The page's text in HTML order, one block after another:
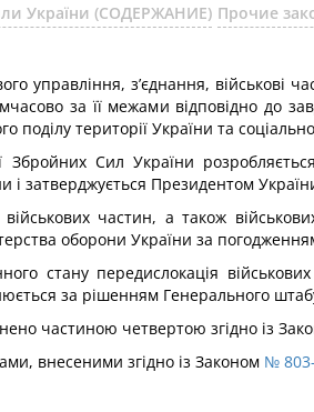
України (СОДЕРЖАНИЕ) Прочие
управління, з’єднання, військові
за її межами відповідно до
поділу території України та
Збройних Сил України
і затверджується Президентом
військових частин, а також
оборони України за
стану передислокація
за рішенням Генерального
частиною четвертою згідно із
внесеними згідно із Законом №